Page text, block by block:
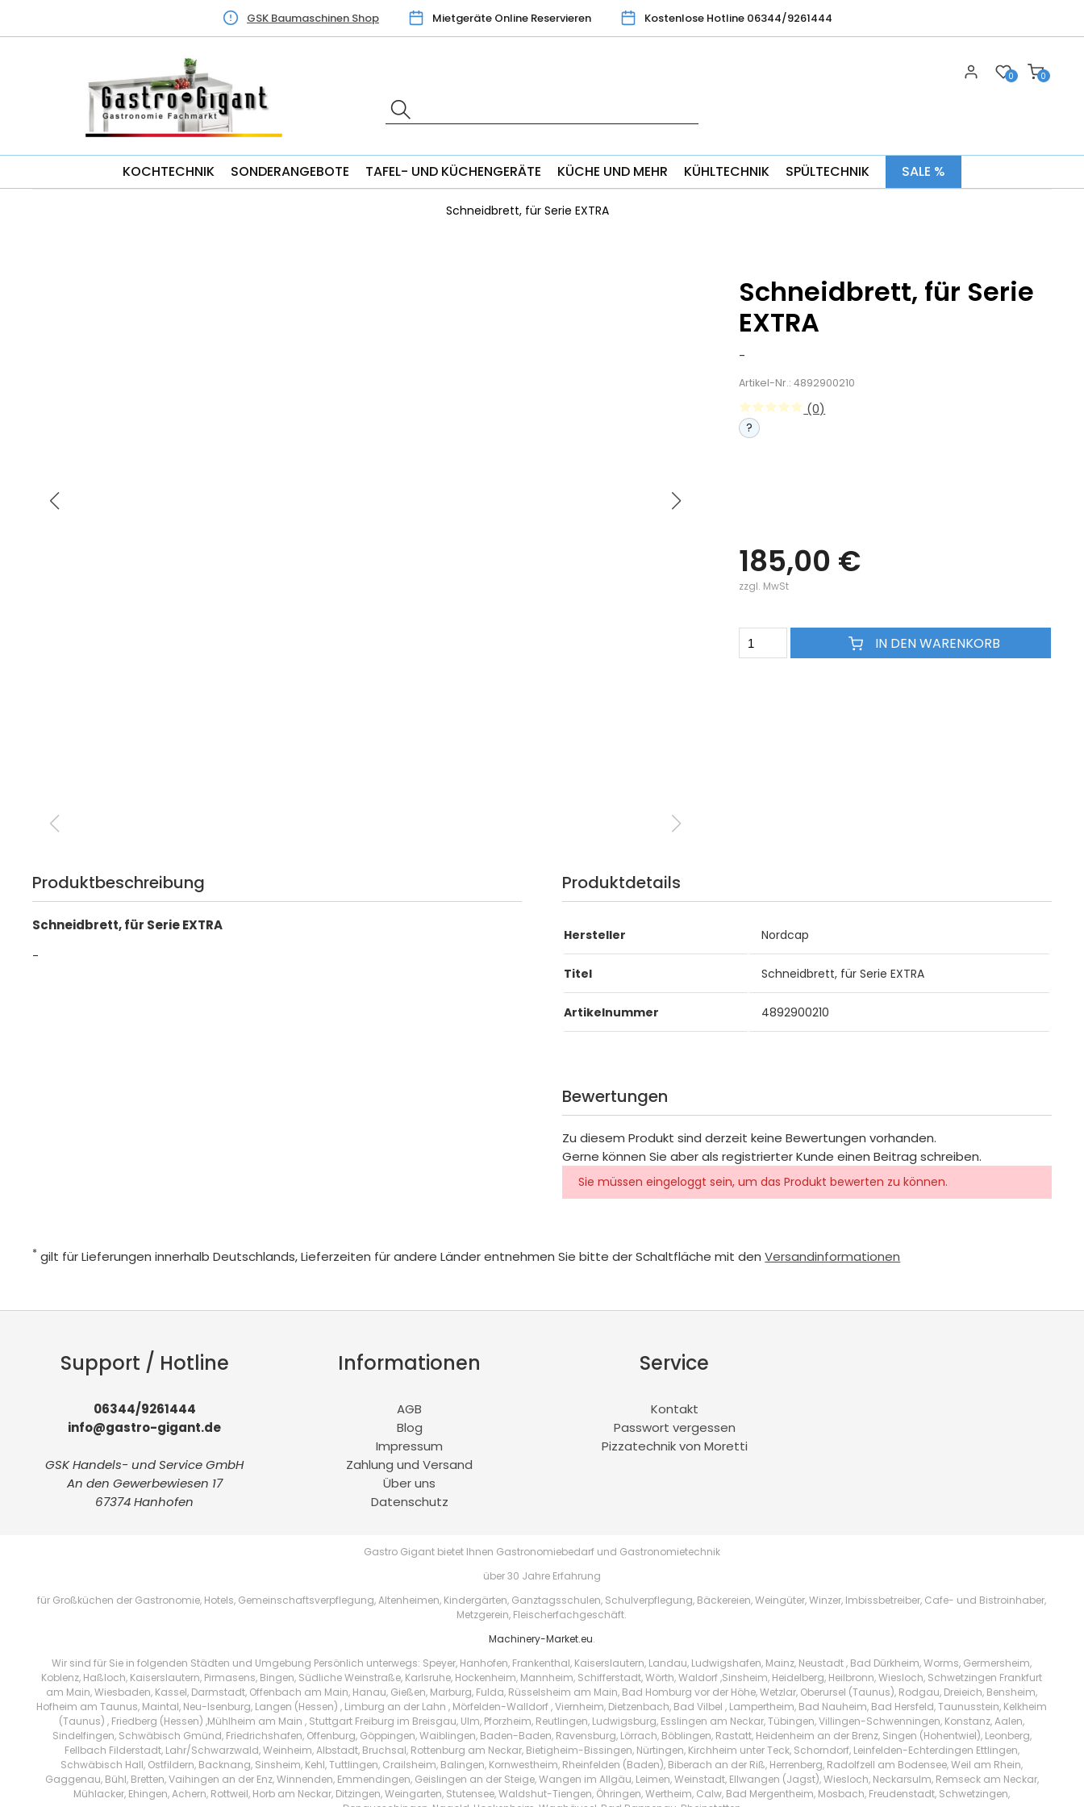
GSK Baumaschinen Shop Mietgeräte Online Reservieren Kostenlose Hotline 06344/9261444
0
0
KOCHTECHNIK SONDERANGEBOTE TAFEL- UND KÜCHENGERÄTE KÜCHE UND MEHR KÜHLTECHNIK SPÜLTECHNIK SALE %
Schneidbrett, für Serie EXTRA
Schneidbrett, für Serie
EXTRA
-
Artikel-Nr.: 4892900210
(0)
?
185,00 €
zzgl. MwSt
IN DEN WARENKORB
Produktbeschreibung
Schneidbrett, für Serie EXTRA
-
Produktdetails
Hersteller Nordcap
Titel Schneidbrett, für Serie EXTRA
Artikelnummer 4892900210
Bewertungen
Zu diesem Produkt sind derzeit keine Bewertungen vorhanden.
Gerne können Sie aber als registrierter Kunde einen Beitrag schreiben.
Sie müssen eingeloggt sein, um das Produkt bewerten zu können.
* gilt für Lieferungen innerhalb Deutschlands, Lieferzeiten für andere Länder entnehmen Sie bitte der Schaltfläche mit denVersandinformationen
Support / Hotline
06344/9261444
info@gastro-gigant.de
GSK Handels- und Service GmbH
An den Gewerbewiesen 17
67374 Hanhofen
Informationen
AGB
Blog
Impressum
Zahlung und Versand
Über uns
Datenschutz
Service
Kontakt
Passwort vergessen
Pizzatechnik von Moretti
Gastro Gigant bietet Ihnen Gastronomiebedarf und Gastronomietechnik
über 30 Jahre Erfahrung
für Großküchen der Gastronomie, Hotels, Gemeinschaftsverpflegung, Altenheimen, Kindergärten, Ganztagsschulen, Schulverpflegung, Bäckereien, Weingüter, Winzer, Imbissbetreiber, Cafe- und Bistroinhaber,
Metzgerein, Fleischerfachgeschäft.
Machinery-Market.eu.
Wir sind für Sie in folgenden Städten und Umgebung Persönlich unterwegs: Speyer, Hanhofen, Frankenthal, Kaiserslautern, Landau, Ludwigshafen, Mainz, Neustadt , Bad Dürkheim, Worms, Germersheim,
Koblenz, Haßloch, Kaiserslautern, Pirmasens, Bingen, Südliche Weinstraße, Karlsruhe, Hockenheim, Mannheim, Schifferstadt, Wörth, Waldorf ,Sinsheim, Heidelberg, Heilbronn, Wiesloch, Schwetzingen Frankfurt
am Main, Wiesbaden, Kassel, Darmstadt, Offenbach am Main, Hanau, Gießen, Marburg, Fulda, Rüsselsheim am Main, Bad Homburg vor der Höhe, Wetzlar, Oberursel (Taunus), Rodgau, Dreieich, Bensheim,
Hofheim am Taunus, Maintal, Neu-Isenburg, Langen (Hessen) , Limburg an der Lahn , Mörfelden-Walldorf , Viernheim, Dietzenbach, Bad Vilbel , Lampertheim, Bad Nauheim, Bad Hersfeld, Taunusstein, Kelkheim
(Taunus) , Friedberg (Hessen) ,Mühlheim am Main , Stuttgart Freiburg im Breisgau, Ulm, Pforzheim, Reutlingen, Ludwigsburg, Esslingen am Neckar, Tübingen, Villingen-Schwenningen, Konstanz, Aalen,
Sindelfingen, Schwäbisch Gmünd, Friedrichshafen, Offenburg, Göppingen, Waiblingen, Baden-Baden, Ravensburg, Lörrach, Böblingen, Rastatt, Heidenheim an der Brenz, Singen (Hohentwiel), Leonberg,
Fellbach Filderstadt, Lahr/Schwarzwald, Weinheim, Albstadt, Bruchsal, Rottenburg am Neckar, Bietigheim-Bissingen, Nürtingen, Kirchheim unter Teck, Schorndorf, Leinfelden-Echterdingen Ettlingen,
Schwäbisch Hall, Ostfildern, Backnang, Sinsheim, Kehl, Tuttlingen, Crailsheim, Balingen, Kornwestheim, Rheinfelden (Baden), Biberach an der Riß, Herrenberg, Radolfzell am Bodensee, Weil am Rhein,
Gaggenau, Bühl, Bretten, Vaihingen an der Enz, Winnenden, Emmendingen, Geislingen an der Steige, Wangen im Allgäu, Leimen, Weinstadt, Ellwangen (Jagst), Wiesloch, Neckarsulm, Remseck am Neckar,
Mühlacker, Ehingen, Achern, Rottweil, Horb am Neckar, Ditzingen, Weingarten, Stutensee, Waldshut-Tiengen, Öhringen, Wertheim, Calw, Bad Mergentheim, Mosbach, Freudenstadt, Schwetzingen,